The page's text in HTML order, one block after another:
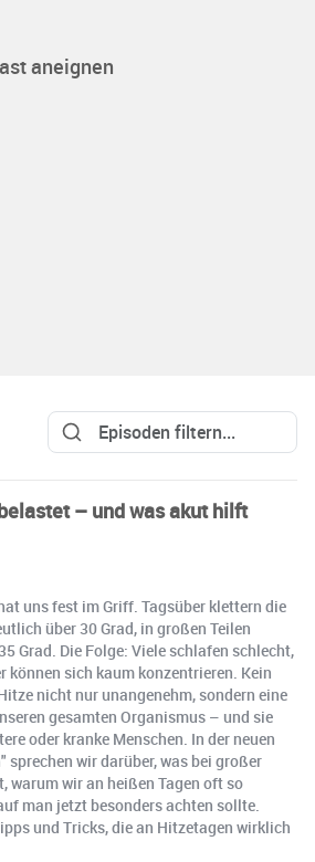
aneignen
– und was akut hilft
uns fest im Griff. Tagsüber klettern die
über 30 Grad, in großen Teilen
Grad. Die Folge: Viele schlafen schlecht,
können sich kaum konzentrieren. Kein
nicht nur unangenehm, sondern eine
gesamten Organismus – und sie
oder kranke Menschen. In der neuen
sprechen wir darüber, was bei großer
warum wir an heißen Tagen oft so
man jetzt besonders achten sollte.
und Tricks, die an Hitzetagen wirklich